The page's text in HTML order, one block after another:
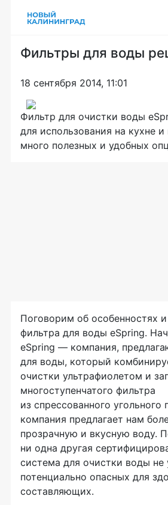
Фильтры для воды
18 сентября 2014, 11:01
Фильтр для очистки воды
для использования на кухне и
много полезных и удобных
Поговорим об особенностях
фильтра для воды eSpring.
eSpring — компания,
для воды, который
очистки ультрафиолетом и
многоступенчатого фильтра
из спрессованного
компания предлагает нам
прозрачную и вкусную воду.
ни одна другая
система для очистки воды не
потенциально опасных для
составляющих.